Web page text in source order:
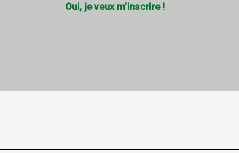
Oui, je veux m'inscrire !